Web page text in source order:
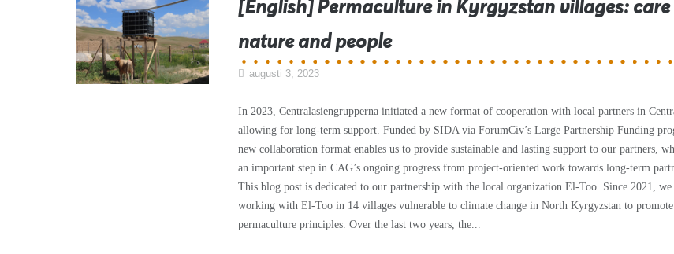
[English] Permaculture in Kyrgyzstan villages:
nature and people
augusti 3, 2023
In 2023, Centralasiengrupperna initiated a new format of cooperation with local partners in
allowing for long-term support. Funded by SIDA via ForumCiv’s Large Partnership Funding
new collaboration format enables us to provide sustainable and lasting support to our partners,
an important step in CAG’s ongoing progress from project-oriented work towards long-term
This blog post is dedicated to our partnership with the local organization El-Too. Since 2021, we
working with El-Too in 14 villages vulnerable to climate change in North Kyrgyzstan to promote
permaculture principles. Over the last two years, the...